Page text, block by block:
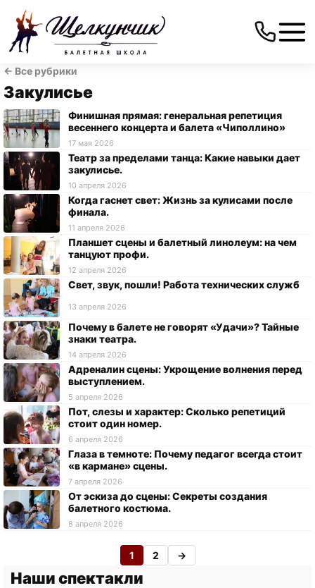
← Все рубрики
Закулисье
Финишная прямая: генеральная репетиция
весеннего концерта и балета «Чиполлино»
17 мая 2026
Театр за пределами танца: Какие навыки дает
закулисье.
10 апреля 2026
Когда гаснет свет: Жизнь за кулисами после
финала.
11 апреля 2026
Планшет сцены и балетный линолеум: на чем
танцуют профи.
12 апреля 2026
Свет, звук, пошли! Работа технических служб
13 апреля 2026
Почему в балете не говорят «Удачи»? Тайные
знаки театра.
14 апреля 2026
Адреналин сцены: Укрощение волнения перед
выступлением.
5 апреля 2026
Пот, слезы и характер: Сколько репетиций
стоит один номер.
6 апреля 2026
Глаза в темноте: Почему педагог всегда стоит
«в кармане» сцены.
7 апреля 2026
От эскиза до сцены: Секреты создания
балетного костюма.
8 апреля 2026
1 2 →
Наши спектакли